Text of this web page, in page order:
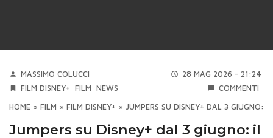
MASSIMO COLUCCI
28 MAG 2026 - 21:24
FILM DISNEY+
FILM NEWS COMMENTI
HOME » FILM » FILM DISNEY+ » JUMPERS SU DISNEY+ DAL 3 GIUGNO:
Jumpers su Disney+ dal 3 giugno: il